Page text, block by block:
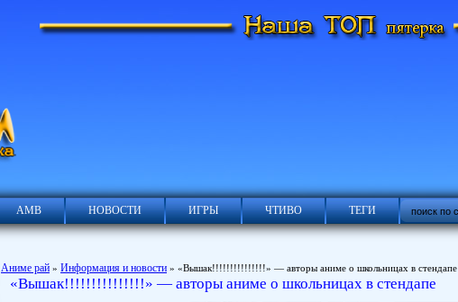
АМВ НОВОСТИ ИГРЫ ЧТИВО ТЕГИ
Аниме рай » Информация и новости » «Вышак!!!!!!!!!!!!!!!» — авторы аниме о школьницах в стендапе
«Вышак!!!!!!!!!!!!!!!» — авторы аниме о школьницах в стендапе